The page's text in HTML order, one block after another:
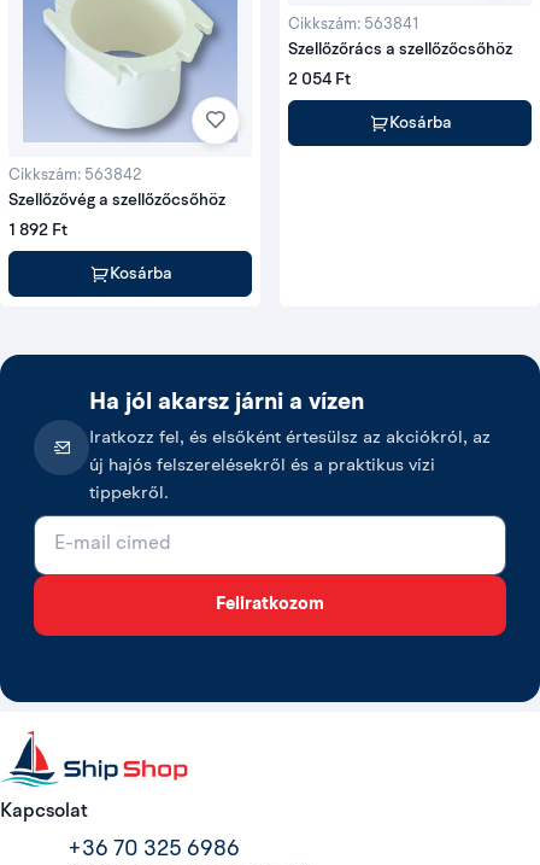
Cikkszám: 563842
Szellőzővég a szellőzőcsőhöz
1 892 Ft
Kosárba
Cikkszám: 563841
Szellőzőrács a szellőzőcsőhöz
2 054 Ft
Kosárba
Ha jól akarsz járni a vízen
Iratkozz fel, és elsőként értesülsz az akciókról, az
új hajós felszerelésekről és a praktikus vízi
tippekről.
E-mail cím
Feliratkozom
Kapcsolat
+36 70 325 6986